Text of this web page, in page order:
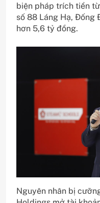
biện pháp trích tiền
số 88 Láng Hạ, Đống
hơn 5,6 tỷ đồng.
Nguyên nhân bị